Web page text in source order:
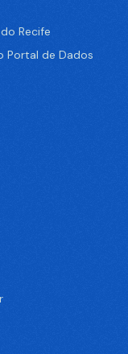
Recife
Portal de Dados